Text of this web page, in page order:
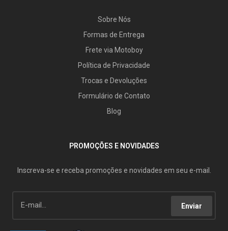
Sobre Nós
Formas de Entrega
Frete via Motoboy
Política de Privacidade
Trocas e Devoluções
Formulário de Contato
Blog
PROMOÇÕES E NOVIDADES
Inscreva-se e receba promoções e novidades em seu e-mail.
Enviar